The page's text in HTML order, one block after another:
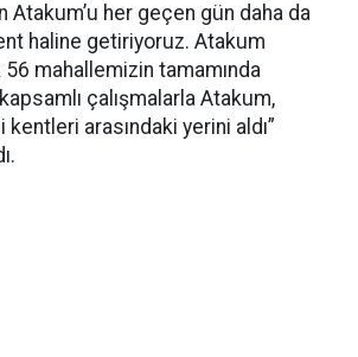
Atakum’u her geçen gün daha da
haline getiriyoruz. Atakum
mahallemizin tamamında
çalışmalarla Atakum,
kentleri arasındaki yerini aldı”